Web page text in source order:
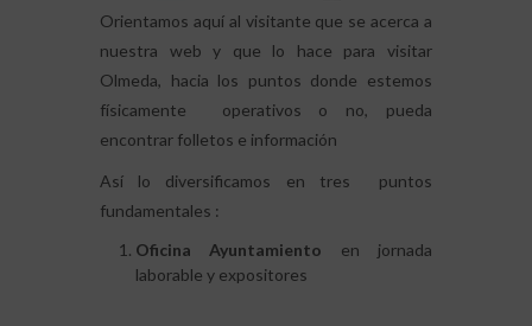
Orientamos aquí al visitante que se acerca a
nuestra web y que lo hace para visitar
Olmeda, hacia los puntos donde estemos
físicamente operativos o no, pueda
encontrar folletos e información
Así lo diversificamos en tres puntos
fundamentales :
Oficina Ayuntamiento en jornada
laborable y expositores